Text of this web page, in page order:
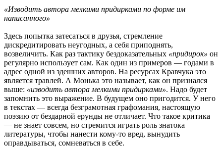
«Изводить автора мелкими придирками по форме им
написанного»
Здесь попытка затесаться в друзья, стремление
дискредитировать неугодных, а себя приподнять,
возвеличить. Как раз тактику бездоказательных «придирок» он
регулярно использует сам. Как один из примеров — годами в
адрес одной из здешних авторов. На ресурсах Кравчука это
является травлей. А Монька это называет, как он признался
выше: «изводить автора мелкими придирками». Надо будет
запомнить это выражение. В будущем оно пригодится. У него
в текстах — всегда безграмотная графомания, настоящую
поэзию от бездарной ерунды не отличает. Что такое критика
— не знает совсем, но стремится играть роль знатока
литературы, чтобы нанести кому-то вред, вынудить
оправдываться, сомневаться в себе.